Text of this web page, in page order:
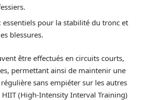
: essentiels pour la stabilité du tronc et
blessures.
être effectués en circuits courts,
permettant ainsi de maintenir une
sans empiéter sur les autres
HIIT (High-Intensity Interval Training)